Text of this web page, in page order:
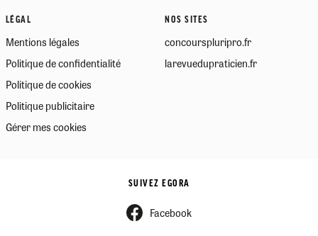
LÉGAL
Mentions légales
Politique de confidentialité
Politique de cookies
Politique publicitaire
Gérer mes cookies
NOS SITES
concourspluripro.fr
larevuedupraticien.fr
SUIVEZ EGORA
Facebook